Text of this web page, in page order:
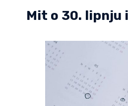
Mit o 30. lipnju